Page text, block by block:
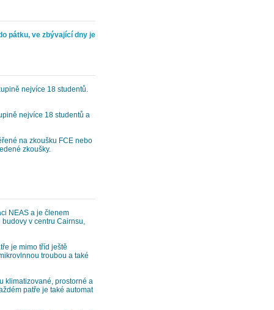
pátku, ve zbývající dny je
nejvíce 18 studentů.
nejvíce 18 studentů a
na zkoušku FCE nebo
zkoušky.
NEAS a je členem
v centru Cairnsu,
je mimo tříd ještě
troubou a také
klimatizované, prostorné a
patře je také automat